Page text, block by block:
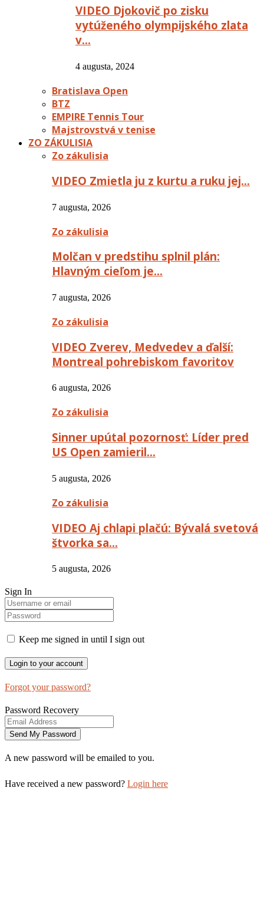
VIDEO Djokovič po zisku
vytúženého olympijského zlata
v…
4 augusta, 2024
Bratislava Open
BTZ
EMPIRE Tennis Tour
Majstrovstvá v tenise
ZO ZÁKULISIA
Zo zákulisia
VIDEO Zmietla ju z kurtu a ruku jej…
7 augusta, 2026
Zo zákulisia
Molčan v predstihu splnil plán:
Hlavným cieľom je…
7 augusta, 2026
Zo zákulisia
VIDEO Zverev, Medvedev a ďalší:
Montreal pohrebiskom favoritov
6 augusta, 2026
Zo zákulisia
Sinner upútal pozornosť: Líder pred
US Open zamieril…
5 augusta, 2026
Zo zákulisia
VIDEO Aj chlapi plačú: Bývalá svetová
štvorka sa…
5 augusta, 2026
Sign In
Keep me signed in until I sign out
Forgot your password?
Password Recovery
A new password will be emailed to you.
Have received a new password? Login here